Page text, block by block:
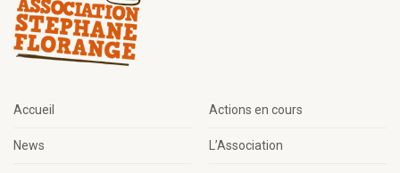
Accueil Actions en cours
News L’Association